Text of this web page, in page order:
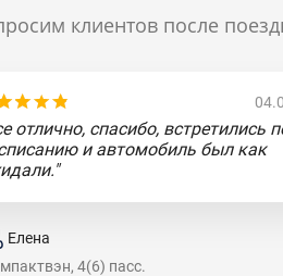
клиентов после
отлично, спасибо, встретились
и автомобиль был как
Елена
4(6) пасс.